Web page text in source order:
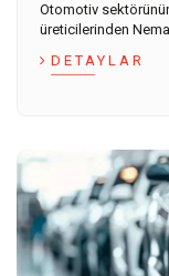
Otomotiv
üreticilerinden
DETAYLAR